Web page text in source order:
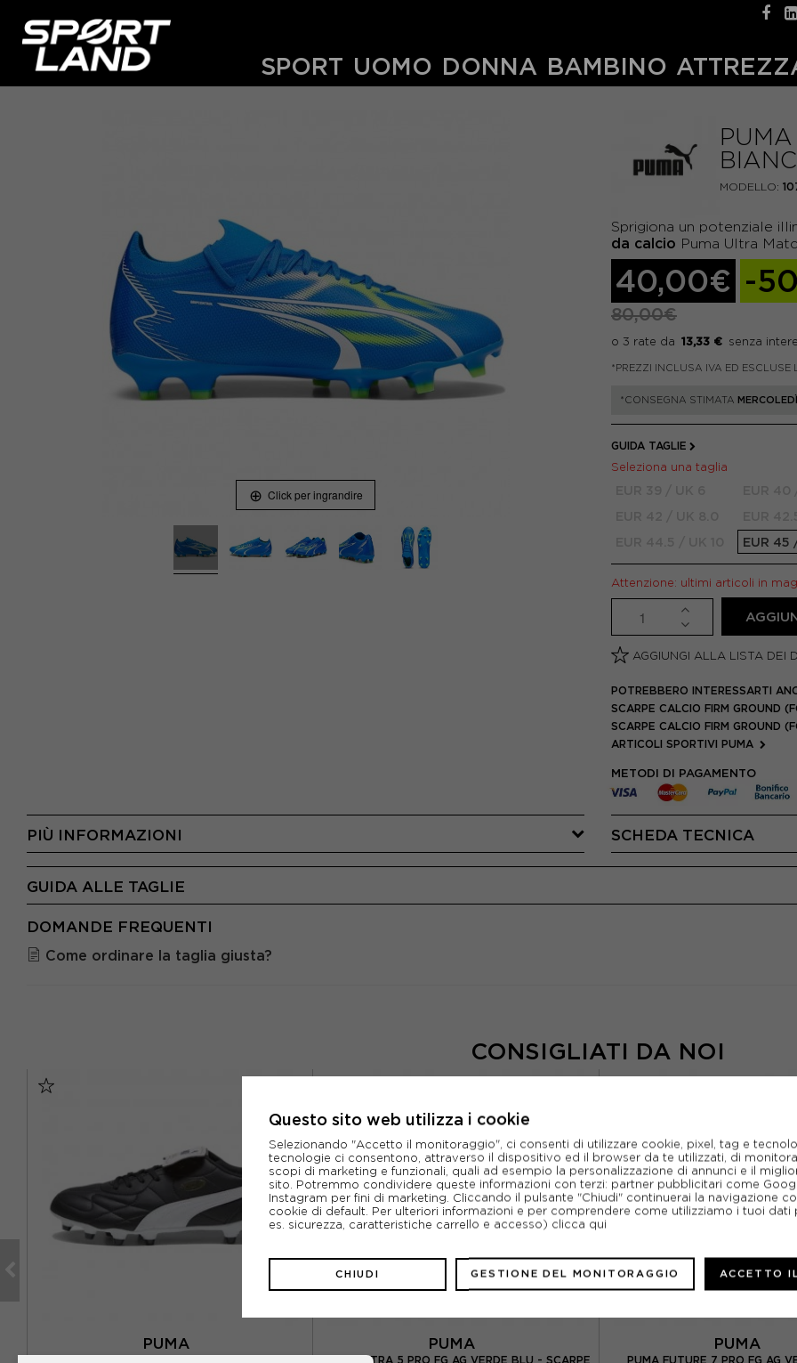
SPORT UOMO DONNA BAMBINO
Click per ingrandire
MODELLO:
Sprigiona un potenziale
da calcio Puma Ultra
40,00€ -
80,00€
13,33 €
*PREZZI INCLUSA IVA ED ESCLUSE
*CONSEGNA STIMATA
GUIDA TAGLIE
Seleziona una taglia
EUR 45
Attenzione: ultimi articoli in
AGGIUNGI ALLA LISTA DEI
POTREBBERO INTERESSARTI
SCARPE CALCIO FIRM GROUND
SCARPE CALCIO FIRM GROUND
ARTICOLI SPORTIVI PUMA
METODI DI PAGAMENTO
PIÙ INFORMAZIONI SCHEDA TECNICA
GUIDA ALLE TAGLIE
DOMANDE FREQUENTI
Come ordinare la taglia giusta?
CONSIGLIATI DA NOI
PUMA PUMA
PUMA ULTRA 5 PRO FG AG VERDE BLU - SCARPE
PUMA
PUMA FUTURE 7 PRO FG AG
Questo sito web utilizza i cookie
Selezionando "Accetto il monitoraggio", ci consenti di utilizzare cookie, pixel, tag e
tecnologie ci consentono, attraverso il dispositivo ed il browser da te utilizzati, di
scopi di marketing e funzionali, quali ad esempio la personalizzazione di annunci e il
sito. Potremmo condividere queste informazioni con terzi: partner pubblicitari come
Instagram per fini di marketing. Cliccando il pulsante "Chiudi" continuerai la navigazione
cookie di default. Per ulteriori informazioni e per comprendere come utilizziamo i tuoi
es. sicurezza, caratteristiche carrello e accesso) clicca qui
CHIUDI GESTIONE DEL MONITORAGGIO ACCETTO